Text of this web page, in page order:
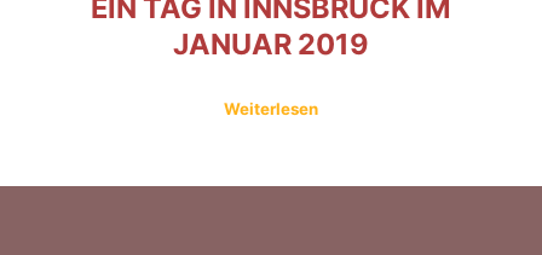
EIN TAG IN INNSBRUCK IM
JANUAR 2019
Weiterlesen